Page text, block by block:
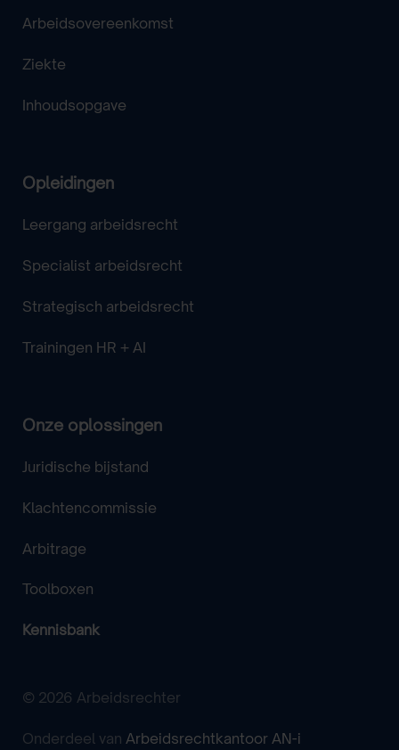
Arbeidsovereenkomst
Ziekte
Inhoudsopgave
Opleidingen
Leergang arbeidsrecht
Specialist arbeidsrecht
Strategisch arbeidsrecht
Trainingen HR + AI
Onze oplossingen
Juridische bijstand
Klachtencommissie
Arbitrage
Toolboxen
Kennisbank
© 2026 Arbeidsrechter
Onderdeel van Arbeidsrechtkantoor AN-i